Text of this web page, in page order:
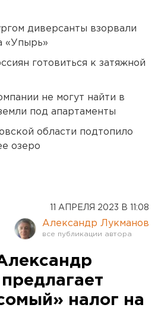
диверсанты взорвали
«Упырь»
готовиться к затяжной
не могут найти в
под апартаменты
области подтопило
озеро
11 АПРЕЛЯ 2023 В 11:08
Александр Лукманов
налог на